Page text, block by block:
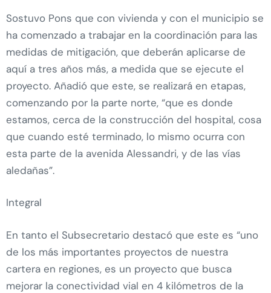
Sostuvo Pons que con vivienda y con el municipio se
ha comenzado a trabajar en la coordinación para las
medidas de mitigación, que deberán aplicarse de
aquí a tres años más, a medida que se ejecute el
proyecto. Añadió que este, se realizará en etapas,
comenzando por la parte norte, “que es donde
estamos, cerca de la construcción del hospital, cosa
que cuando esté terminado, lo mismo ocurra con
esta parte de la avenida Alessandri, y de las vías
aledañas”.
Integral
En tanto el Subsecretario destacó que este es “uno
de los más importantes proyectos de nuestra
cartera en regiones, es un proyecto que busca
mejorar la conectividad vial en 4 kilómetros de la